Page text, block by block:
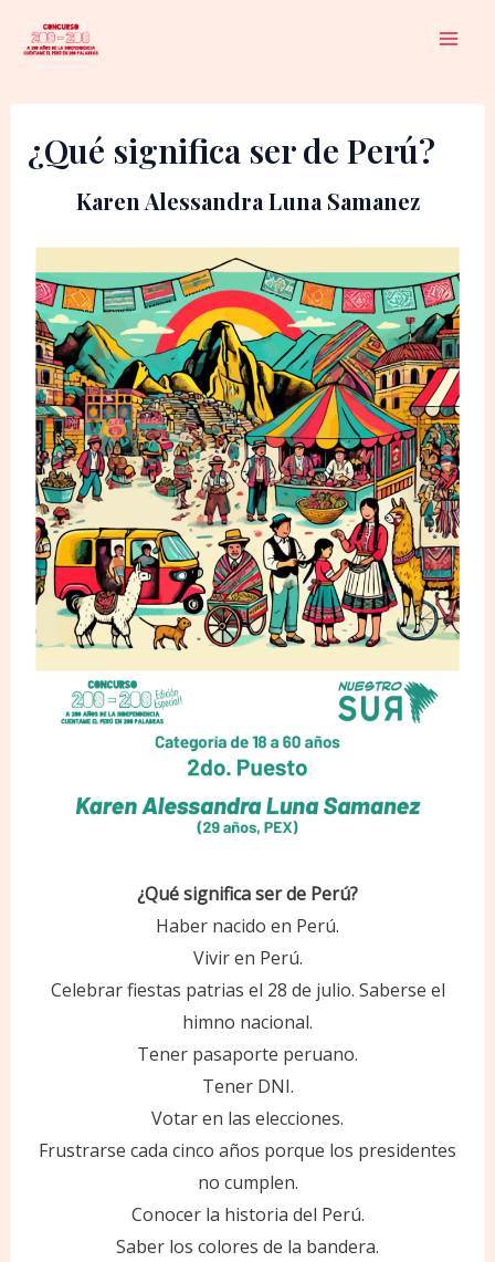
¿Qué significa ser de Perú?
Karen Alessandra Luna Samanez
¿Qué significa ser de Perú?
Haber nacido en Perú.
Vivir en Perú.
Celebrar fiestas patrias el 28 de julio. Saberse el
himno nacional.
Tener pasaporte peruano.
Tener DNI.
Votar en las elecciones.
Frustrarse cada cinco años porque los presidentes
no cumplen.
Conocer la historia del Perú.
Saber los colores de la bandera.